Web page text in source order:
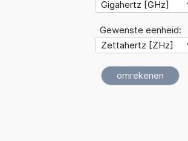
Gewenste eenheid: